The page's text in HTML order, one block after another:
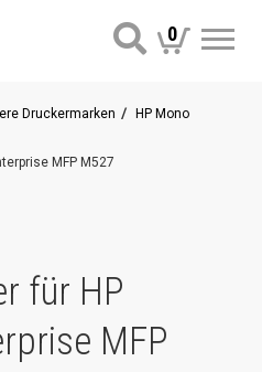
0
Druckermarken HP Mono
MFP M527
für HP
MFP